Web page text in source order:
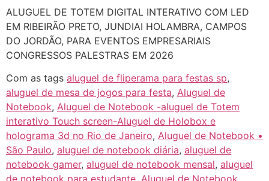
ALUGUEL DE TOTEM DIGITAL INTERATIVO COM LED
EM RIBEIRÃO PRETO, JUNDIAI HOLAMBRA, CAMPOS
DO JORDÃO, PARA EVENTOS EMPRESARIAIS
CONGRESSOS PALESTRAS EM 2026
Com as tags aluguel de fliperama para festas sp,
aluguel de mesa de jogos para festa, Aluguel de
Notebook, Aluguel de Notebook -aluguel de Totem
interativo Touch screen-Aluguel de Holobox e
holograma 3d no Rio de Janeiro, Aluguel de Notebook •
São Paulo, aluguel de notebook diária, aluguel de
notebook gamer, aluguel de notebook mensal, aluguel